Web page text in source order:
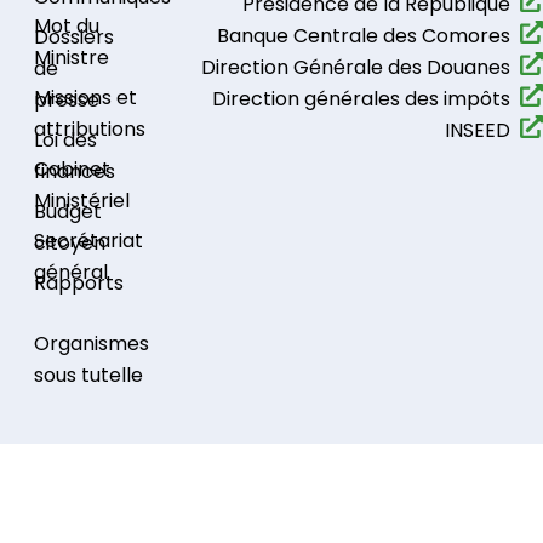
Mot du
Ministre
Missions et
attributions
Cabinet
Ministériel
Secrétariat
général
Organismes
sous tutelle
Dossiers
de
presse
Loi des
finances
Budget
citoyen
Rapports
Banque Centrale des Comores
Direction Générale des Douanes
Direction générales des impôts
INSEED